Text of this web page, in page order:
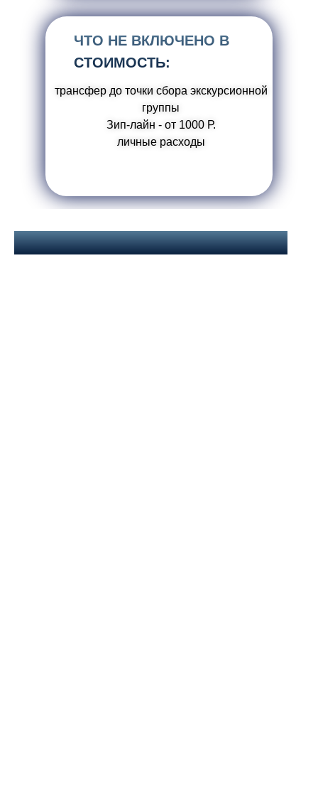
трансфер до точки сбора экскурсионной
группы
Зип-лайн - от 1000 Р.
личные расходы
ЧТО НЕ ВКЛЮЧЕНО В
СТОИМОСТЬ:
ПРОГРАММА ЭКСКУРСИИ